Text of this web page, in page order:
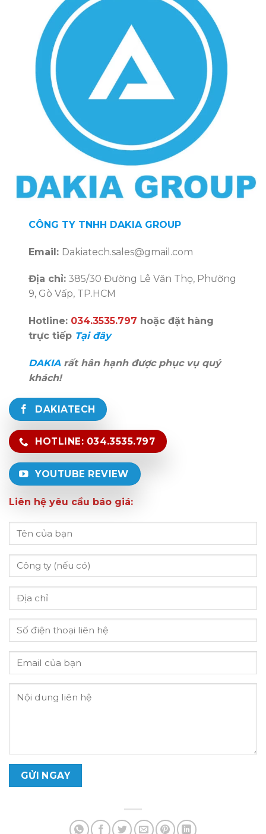
CÔNG TY TNHH DAKIA GROUP
Email: Dakiatech.sales@gmail.com
Địa chỉ: 385/30 Đường Lê Văn Thọ, Phường
9, Gò Vấp, TP.HCM
Hotline: 034.3535.797 hoặc đặt hàng
trực tiếp Tại đây
DAKIArất hân hạnh được phục vụ quý
khách!
DAKIATECH
HOTLINE: 034.3535.797
YOUTUBE REVIEW
Liên hệ yêu cầu báo giá: